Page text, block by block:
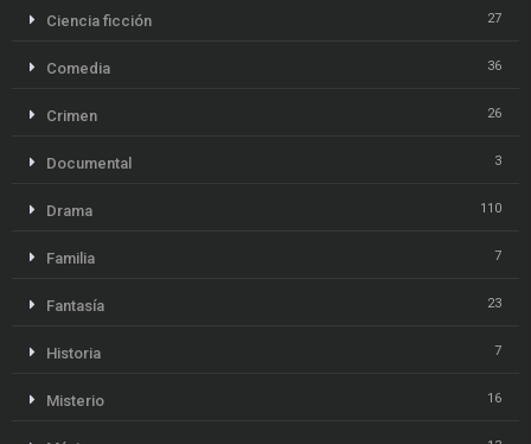
Ciencia ficción 27
Comedia 36
Crimen 26
Documental 3
Drama 110
Familia 7
Fantasía 23
Historia 7
Misterio 16